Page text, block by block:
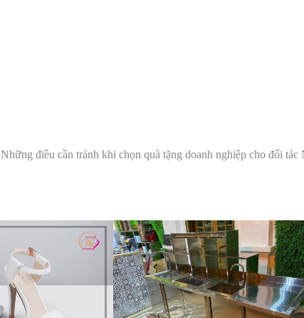
Những điều cần tránh khi chọn quà tặng doanh nghiệp cho đối tác